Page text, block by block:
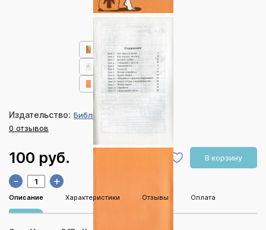
Издательство: Библия для всех
0 отзывов
100 руб. В корзину
- +
Описание Характеристики Отзывы Оплата